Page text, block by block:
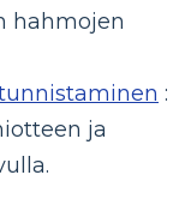
hahmojen
:
ja